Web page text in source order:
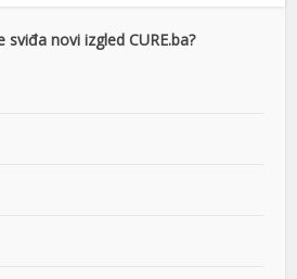
sviđa novi izgled CURE.ba?